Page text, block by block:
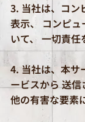
3. 当社は、コン
表示、 コンピ
いて、 一切責任
4. 当社は、本サ
ービスから 送
他の有害な要素